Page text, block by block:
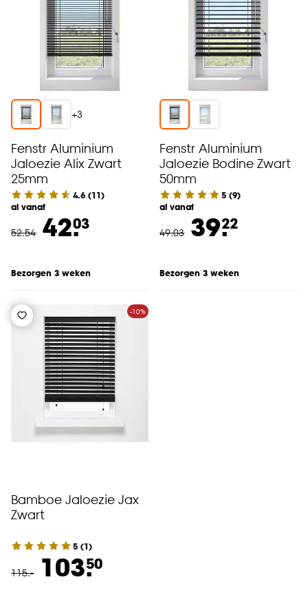
accepteren door op ‘Cookies aanpassen’ te
klikken.
Goed om te weten is dat je deze keuze altijd nog
kan aanpassen, bekijk hiervoor onze
+3
Fenstr Aluminium
Jaloezie Alix Zwart
25mm
4.6 (11)
al vanaf
52.54 42.03
Bezorgen 3 weken
Fenstr Aluminium
Jaloezie Bodine Zwart
50mm
5 (9)
al vanaf
49.03 39.22
Bezorgen 3 weken
-10%
Bamboe Jaloezie Jax
Zwart
5 (1)
115.- 103.50